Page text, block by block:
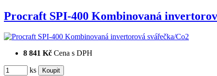
Procraft SPI-400 Kombinovaná
8 841 Kč Cena s DPH
ks